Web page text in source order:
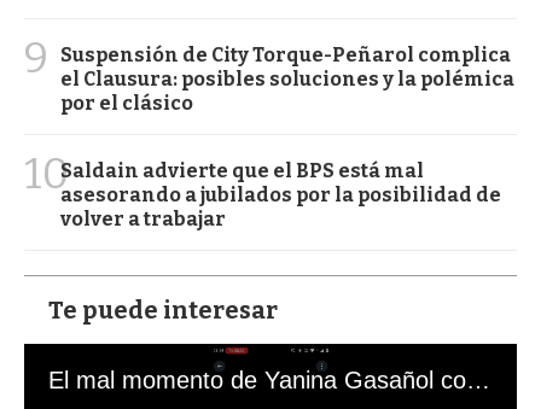
9
Suspensión de City Torque-Peñarol complica
el Clausura: posibles soluciones y la polémica
por el clásico
10Saldain advierte que el BPS está mal
asesorando a jubilados por la posibilidad de
volver a trabajar
Te puede interesar
El mal momento de Yanina Gasañol con un hincha argentino en "Subrayado"